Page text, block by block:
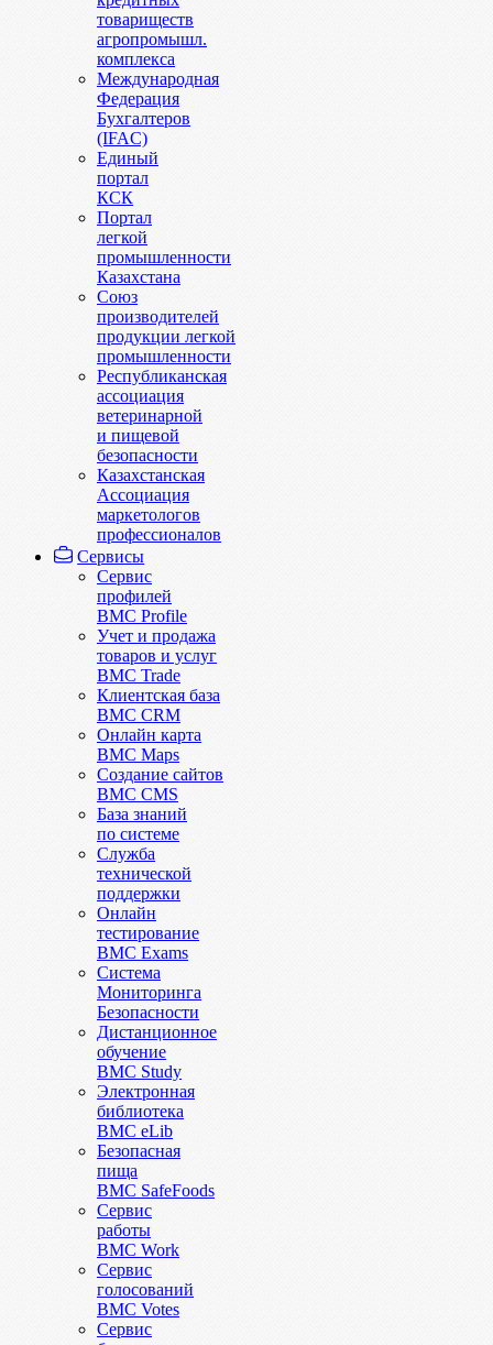
товариществ
агропромышл.
комплекса
Международная
Федерация
Бухгалтеров
(IFAC)
Единый
портал
КСК
Портал
легкой
промышленности
Казахстана
Союз
производителей
продукции легкой
промышленности
Республиканская
ассоциация
ветеринарной
и пищевой
безопасности
Казахстанская
Ассоциация
маркетологов
профессионалов
Сервисы
Сервис
профилей
BMC Profile
Учет и продажа
товаров и услуг
BMC Trade
Клиентская база
BMC CRM
Онлайн карта
BMC Maps
Создание сайтов
BMC CMS
База знаний
по системе
Служба
технической
поддержки
Онлайн
тестирование
BMC Exams
Система
Мониторинга
Безопасности
Дистанционное
обучение
BMC Study
Электронная
библиотека
BMC eLib
Безопасная
пища
BMC SafeFoods
Сервис
работы
BMC Work
Сервис
голосований
BMC Votes
Сервис